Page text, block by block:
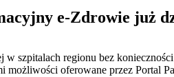
e-Zdrowie już
w szpitalach regionu bez
możliwości oferowane przez Portal